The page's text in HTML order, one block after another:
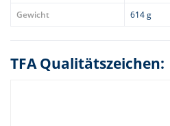
Gewicht
614 g
TFA Qualitätszeichen: